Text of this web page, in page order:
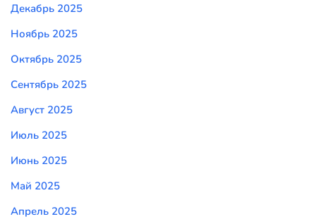
Декабрь 2025
Ноябрь 2025
Октябрь 2025
Сентябрь 2025
Август 2025
Июль 2025
Июнь 2025
Май 2025
Апрель 2025